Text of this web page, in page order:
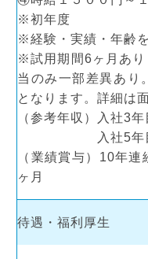
※初年度
※経験・実績・年齢
※試用期間6ヶ月あり
当のみ一部差異あり
となります。詳細は
（参考年収）入社3
入社5年目 年
（業績賞与）10年
ヶ月
待遇・福利厚生